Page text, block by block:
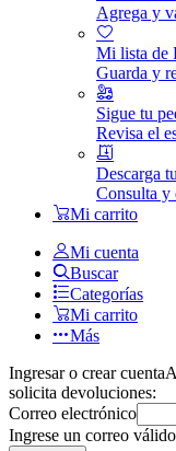
Agrega y
Mi lista de
Guarda y
Sigue tu
Revisa el
Descarga
Consulta y
Mi carrito
Mi cuenta
Buscar
Categorías
Mi carrito
Más
Ingresar o crear cuenta
solicita devoluciones:
Correo electrónico
Ingrese un correo válido